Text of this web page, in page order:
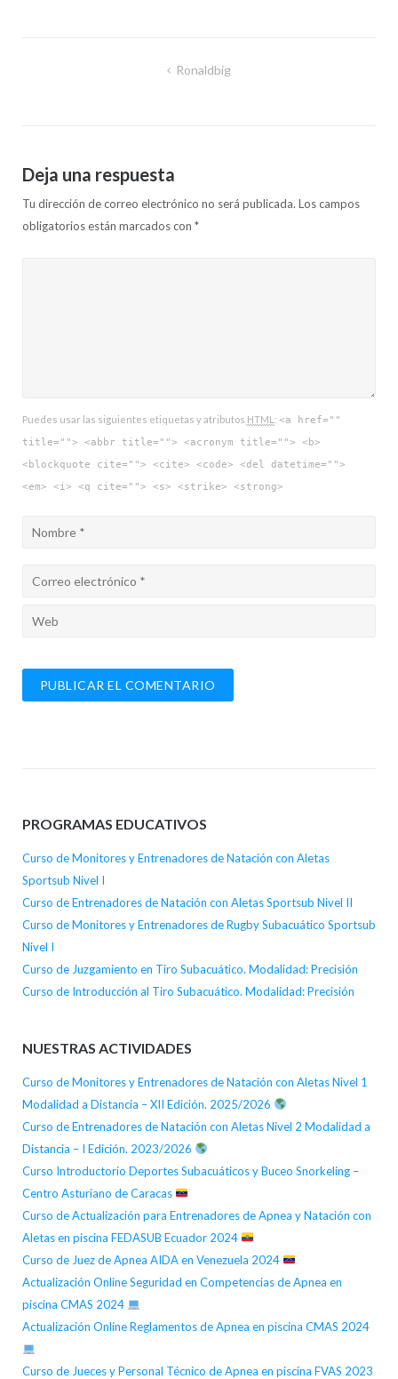
Ronaldbig
Deja una respuesta
Tu dirección de correo electrónico no será publicada. Los campos
obligatorios están marcados con *
Puedes usar las siguientes etiquetas y atributos HTML : <a href=""
title=""> <abbr title=""> <acronym title=""> <b>
<blockquote cite=""> <cite> <code> <del datetime="">
<em> <i> <q cite=""> <s> <strike> <strong>
PROGRAMAS EDUCATIVOS
Curso de Monitores y Entrenadores de Natación con Aletas
Sportsub Nivel I
Curso de Entrenadores de Natación con Aletas Sportsub Nivel II
Curso de Monitores y Entrenadores de Rugby Subacuático Sportsub
Nivel I
Curso de Juzgamiento en Tiro Subacuático. Modalidad: Precisión
Curso de Introducción al Tiro Subacuático. Modalidad: Precisión
NUESTRAS ACTIVIDADES
Curso de Monitores y Entrenadores de Natación con Aletas Nivel 1
Modalidad a Distancia – XII Edición. 2025/2026
Curso de Entrenadores de Natación con Aletas Nivel 2 Modalidad a
Distancia – I Edición. 2023/2026
Curso Introductorio Deportes Subacuáticos y Buceo Snorkeling –
Centro Asturiano de Caracas
Curso de Actualización para Entrenadores de Apnea y Natación con
Aletas en piscina FEDASUB Ecuador 2024
Curso de Juez de Apnea AIDA en Venezuela 2024
Actualización Online Seguridad en Competencias de Apnea en
piscina CMAS 2024
Actualización Online Reglamentos de Apnea en piscina CMAS 2024
Curso de Jueces y Personal Técnico de Apnea en piscina FVAS 2023